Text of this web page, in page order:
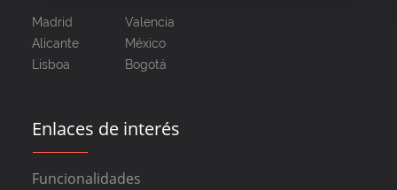
Madrid
Valencia
Alicante
México
Lisboa
Bogotá
Enlaces de interés
Funcionalidades